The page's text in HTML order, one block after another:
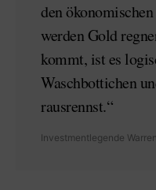
den
werden Gold
kommt, ist es
Waschbottichen
rausrennst.“
Investmentlegende